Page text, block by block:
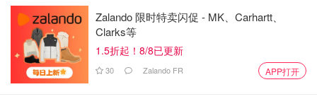
Zalando 限时特卖闪促 - MK、Carhartt、
Clarks等
1.5折起！8/8已更新
30 Zalando FR APP打开